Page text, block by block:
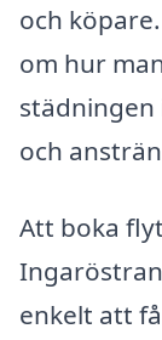
och
om hur
städningen
och
Att boka
enkelt att